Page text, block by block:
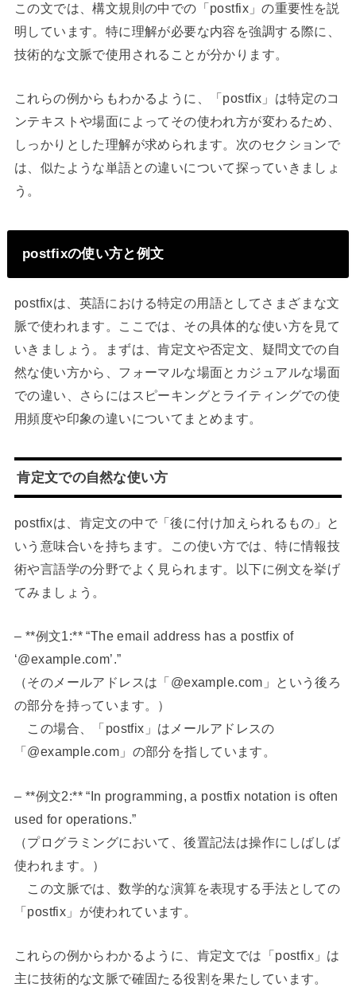
この文では、構文規則の中での「postfix」の重要性を説
明しています。特に理解が必要な内容を強調する際に、
技術的な文脈で使用されることが分かります。
これらの例からもわかるように、「postfix」は特定のコ
ンテキストや場面によってその使われ方が変わるため、
しっかりとした理解が求められます。次のセクションで
は、似たような単語との違いについて探っていきましょ
う。
postfixの使い方と例文
postfixは、英語における特定の用語としてさまざまな文
脈で使われます。ここでは、その具体的な使い方を見て
いきましょう。まずは、肯定文や否定文、疑問文での自
然な使い方から、フォーマルな場面とカジュアルな場面
での違い、さらにはスピーキングとライティングでの使
用頻度や印象の違いについてまとめます。
肯定文での自然な使い方
postfixは、肯定文の中で「後に付け加えられるもの」と
いう意味合いを持ちます。この使い方では、特に情報技
術や言語学の分野でよく見られます。以下に例文を挙げ
てみましょう。
– **例文1:** “The email address has a postfix of
‘@example.com’.”
（そのメールアドレスは「@example.com」という後ろ
の部分を持っています。）
この場合、「postfix」はメールアドレスの
「@example.com」の部分を指しています。
– **例文2:** “In programming, a postfix notation is often
used for operations.”
（プログラミングにおいて、後置記法は操作にしばしば
使われます。）
この文脈では、数学的な演算を表現する手法としての
「postfix」が使われています。
これらの例からわかるように、肯定文では「postfix」は
主に技術的な文脈で確固たる役割を果たしています。